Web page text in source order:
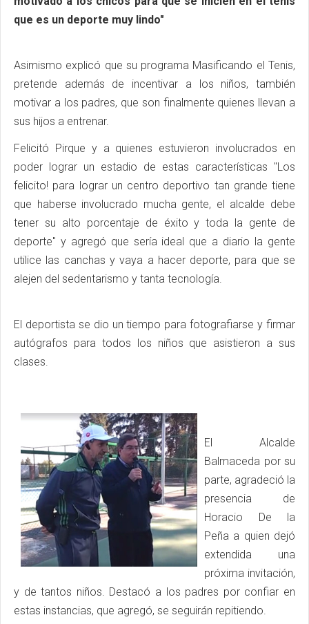
que es un deporte muy lindo"
Asimismo explicó que su programa Masificando el Tenis,
pretende además de incentivar a los niños, también
motivar a los padres, que son finalmente quienes llevan a
sus hijos a entrenar.
Felicitó Pirque y a quienes estuvieron involucrados en
poder lograr un estadio de estas características "Los
felicito! para lograr un centro deportivo tan grande tiene
que haberse involucrado mucha gente, el alcalde debe
tener su alto porcentaje de éxito y toda la gente de
deporte" y agregó que sería ideal que a diario la gente
utilice las canchas y vaya a hacer deporte, para que se
alejen del sedentarismo y tanta tecnología.
El deportista se dio un tiempo para fotografiarse y firmar
autógrafos para todos los niños que asistieron a sus
clases.
El Alcalde
Balmaceda por su
parte, agradeció la
presencia de
Horacio De la
Peña a quien dejó
extendida una
próxima invitación,
y de tantos niños. Destacó a los padres por confiar en
estas instancias, que agregó, se seguirán repitiendo.